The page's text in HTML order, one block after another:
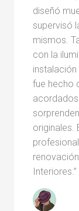
diseñó
supervisó
mismos.
con la
fue hecho
originales.
Interiores.”